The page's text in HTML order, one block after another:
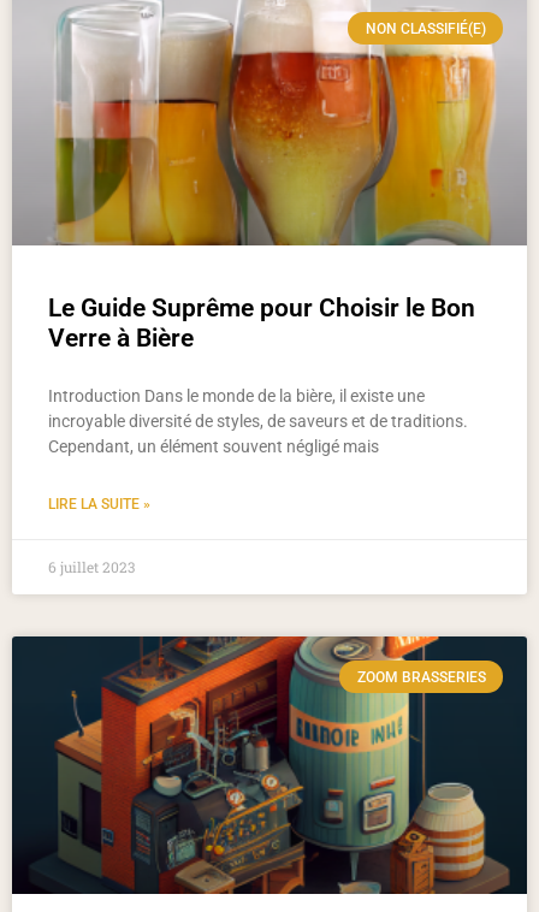
NON CLASSIFIÉ(E)
Le Guide Suprême pour Choisir le Bon
Verre à Bière
Introduction Dans le monde de la bière, il existe une
incroyable diversité de styles, de saveurs et de traditions.
Cependant, un élément souvent négligé mais
LIRE LA SUITE »
6 juillet 2023
ZOOM BRASSERIES